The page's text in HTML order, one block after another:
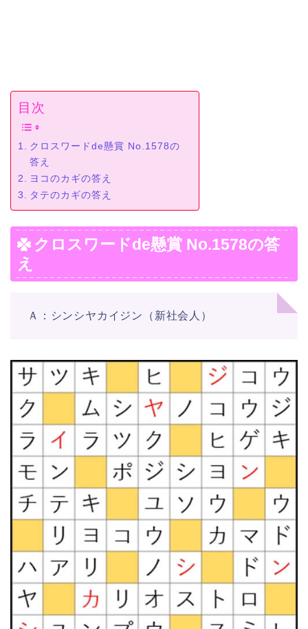
目次
クロスワードde懸賞 No.1578の
答え
ヨコのカギの答え
タテのカギの答え
クロスワードde懸賞 No.1578の答
え
Ａ：シンシヤカイジン（新社会人）